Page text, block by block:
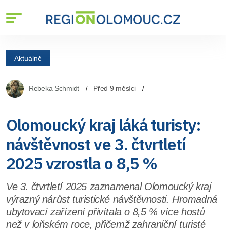
Aktuálně
Rebeka Schmidt Před 9 měsíci
Olomoucký kraj láká turisty:
návštěvnost ve 3. čtvrtletí
2025 vzrostla o 8,5 %
Ve 3. čtvrtletí 2025 zaznamenal Olomoucký kraj
výrazný nárůst turistické návštěvnosti. Hromadná
ubytovací zařízení přivítala o 8,5 % více hostů
než v loňském roce, přičemž zahraniční turisté